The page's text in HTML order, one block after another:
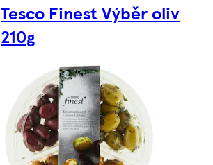
Tesco Finest Výběr oliv
210g